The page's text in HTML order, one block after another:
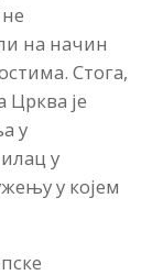
на начин
Стога,
Црква је
у
у
у којем